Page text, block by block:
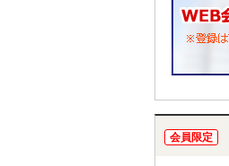
会員限定